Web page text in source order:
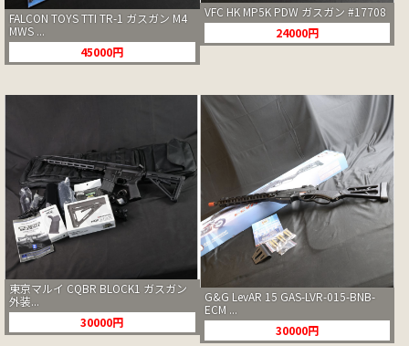
FALCON TOYS TTI TR-1 ガスガン M4
MWS ...
45000円
VFC HK MP5K PDW ガスガン #17708
24000円
東京マルイ CQBR BLOCK1 ガスガン
外装...
30000円
G&G LevAR 15 GAS-LVR-015-BNB-
ECM ...
30000円